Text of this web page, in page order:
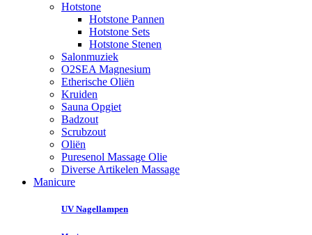
Hotstone
Hotstone Pannen
Hotstone Sets
Hotstone Stenen
Salonmuziek
O2SEA Magnesium
Etherische Oliën
Kruiden
Sauna Opgiet
Badzout
Scrubzout
Oliën
Puresenol Massage Olie
Diverse Artikelen Massage
Manicure
UV Nagellampen